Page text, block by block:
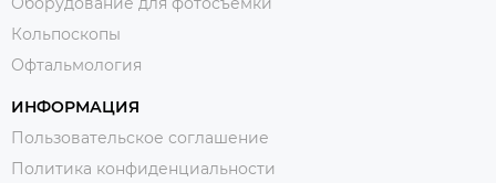
Кольпоскопы
Офтальмология
ИНФОРМАЦИЯ
Пользовательское соглашение
Политика конфиденциальности